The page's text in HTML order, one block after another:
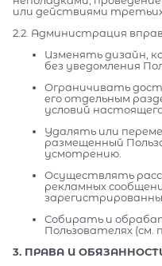
или действиями третьих
2.2. Администрация
Изменять дизайн,
без уведомления
Ограничивать
его отдельным
условий
Удалять или
размещенный
усмотрению.
Осуществлять
рекламных
Собирать и
Пользователях (см.
3. ПРАВА И